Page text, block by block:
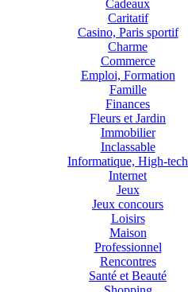
Cadeaux
Caritatif
Casino, Paris sportif
Charme
Commerce
Emploi, Formation
Famille
Finances
Fleurs et Jardin
Immobilier
Inclassable
Informatique, High-tech
Internet
Jeux
Jeux concours
Loisirs
Maison
Professionnel
Rencontres
Santé et Beauté